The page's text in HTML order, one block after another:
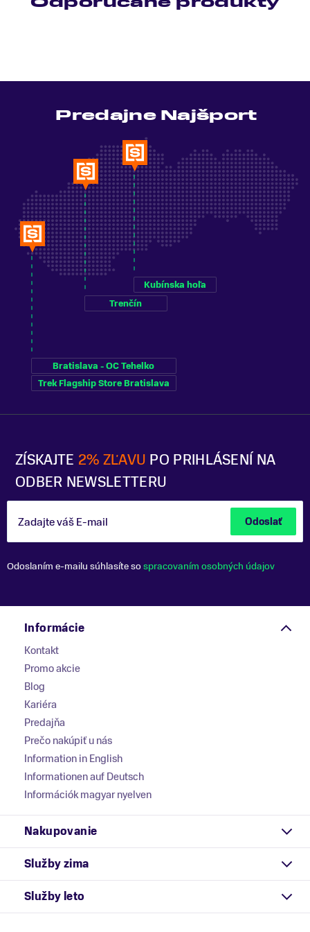
ZÍSKAJTE 2% ZĽAVU PO PRIHLÁSENÍ NA
ODBER NEWSLETTERU
Zadajte váš E-mail Odoslať
Odoslaním e-mailu súhlasíte sospracovaním osobných údajov
Predajne Najšport
Bratislava - OC Tehelko
Trek Flagship Store Bratislava
Trenčín
Kubínska hoľa
Informácie
Kontakt
Promo akcie
Blog
Kariéra
Predajňa
Prečo nakúpiť u nás
Information in English
Informationen auf Deutsch
Információk magyar nyelven
Nakupovanie
Služby zima
Služby leto